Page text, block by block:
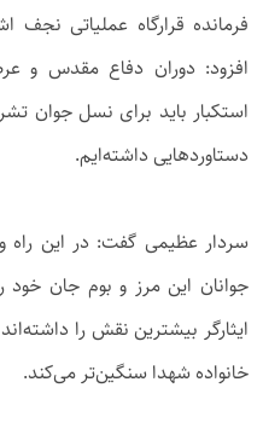
فرمانده قرارگاه عملیاتی
افزود: دوران دفاع مقدس و
استکبار باید برای نسل جوان
دستاوردهایی داشته‌ایم.
سردار عظیمی گفت: در این راه
جوانان این مرز و بوم جان خود
ایثارگر بیشترین نقش را
خانواده شهدا سنگین‌تر می‌کند.